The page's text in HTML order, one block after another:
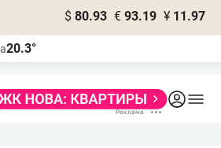
$ 80.93 € 93.19 ¥ 11.97
20.3°